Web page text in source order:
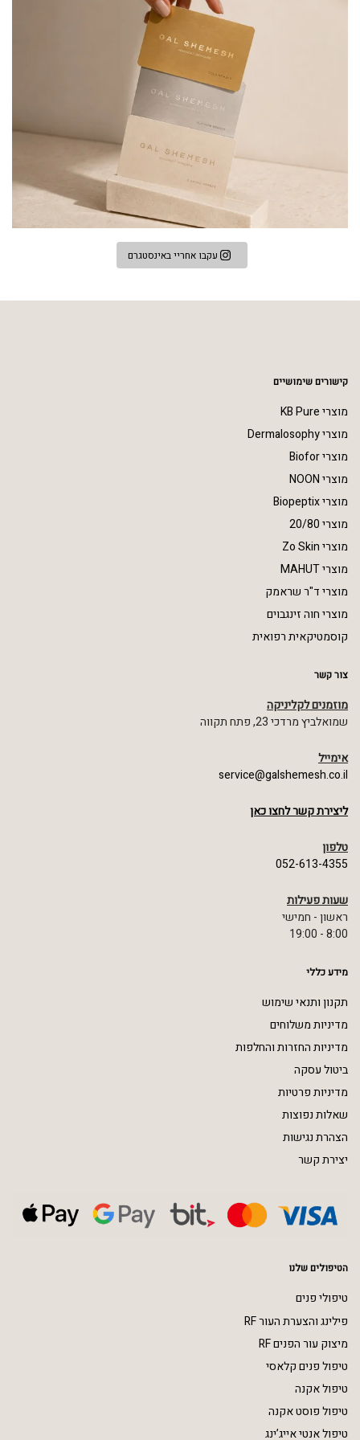
עקבו אחריי באינסטגרם
קישורים שימושיים
מוצרי KB Pure
מוצרי Dermalosophy
מוצרי Biofor
מוצרי NOON
מוצרי Biopeptix
מוצרי 20/80
מוצרי Zo Skin
מוצרי MAHUT
מוצרי ד"ר שראמק
מוצרי חוה זינגבוים
קוסמטיקאית רפואית
צור קשר
מוזמנים לקליניקה
שמואלביץ מרדכי 23, פתח תקווה
אימייל
service@galshemesh.co.il
ליצירת קשר לחצו כאן
טלפון
052-613-4355
שעות פעילות
ראשון - חמישי
8:00 - 19:00
מידע כללי
תקנון ותנאי שימוש
מדיניות משלוחים
מדיניות החזרות והחלפות
ביטול עסקה
מדיניות פרטיות
שאלות נפוצות
הצהרת נגישות
יצירת קשר
הטיפולים שלנו
טיפולי פנים
פילינג והצערת העור RF
מיצוק עור הפנים RF
טיפול פנים קלאסי
טיפול אקנה
טיפול פוסט אקנה
טיפול אנטי אייג’ינג